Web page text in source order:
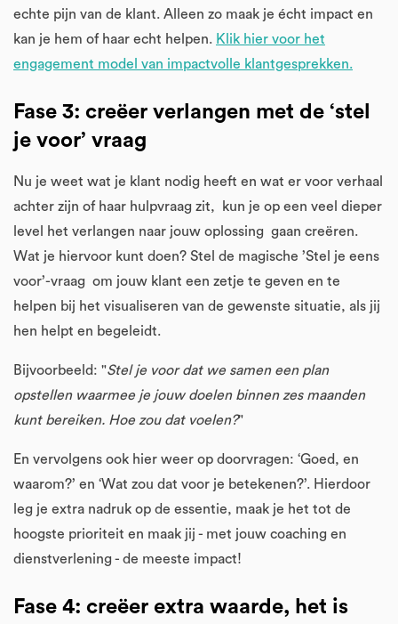
echte pijn van de klant. Alleen zo maak je écht impact en
kan je hem of haar echt helpen. Klik hier voor het
engagement model van impactvolle klantgesprekken.
Fase 3: creëer verlangen met de ‘stel
je voor’ vraag
Nu je weet wat je klant nodig heeft en wat er voor verhaal
achter zijn of haar hulpvraag zit, kun je op een veel dieper
level het verlangen naar jouw oplossing gaan creëren.
Wat je hiervoor kunt doen? Stel de magische ’Stel je eens
voor’-vraag om jouw klant een zetje te geven en te
helpen bij het visualiseren van de gewenste situatie, als jij
hen helpt en begeleidt.
Bijvoorbeeld: "Stel je voor dat we samen een plan
opstellen waarmee je jouw doelen binnen zes maanden
kunt bereiken. Hoe zou dat voelen?"
En vervolgens ook hier weer op doorvragen: ‘Goed, en
waarom?’ en ‘Wat zou dat voor je betekenen?’. Hierdoor
leg je extra nadruk op de essentie, maak je het tot de
hoogste prioriteit en maak jij - met jouw coaching en
dienstverlening - de meeste impact!
Fase 4: creëer extra waarde, het is